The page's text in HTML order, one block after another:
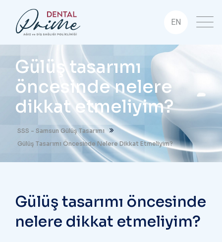
EN
Gülüş tasarımı
öncesinde nelere
dikkat etmeliyim?
SSS - Samsun Gülüş Tasarımı
Gülüş Tasarımı Öncesinde Nelere Dikkat Etmeliyim?
Gülüş tasarımı öncesinde
nelere dikkat etmeliyim?